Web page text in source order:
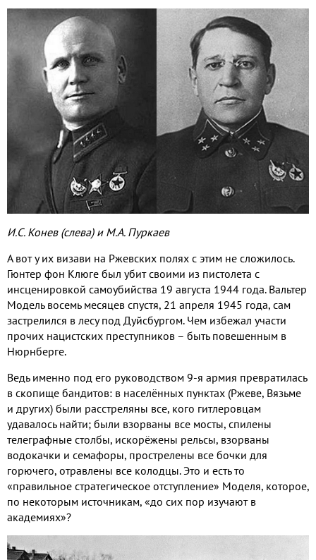
И.С. Конев (слева) и М.А. Пуркаев
А вот у их визави на Ржевских полях с этим не сложилось.
Гюнтер фон Клюге был убит своими из пистолета с
инсценировкой самоубийства 19 августа 1944 года. Вальтер
Модель восемь месяцев спустя, 21 апреля 1945 года, сам
застрелился в лесу под Дуйсбургом. Чем избежал участи
прочих нацистских преступников – быть повешенным в
Нюрнберге.
Ведь именно под его руководством 9-я армия превратилась
в скопище бандитов: в населённых пунктах (Ржеве, Вязьме
и других) были расстреляны все, кого гитлеровцам
удавалось найти; были взорваны все мосты, спилены
телеграфные столбы, искорёжены рельсы, взорваны
водокачки и семафоры, прострелены все бочки для
горючего, отравлены все колодцы. Это и есть то
«правильное стратегическое отступление» Моделя, которое,
по некоторым источникам, «до сих пор изучают в
академиях»?